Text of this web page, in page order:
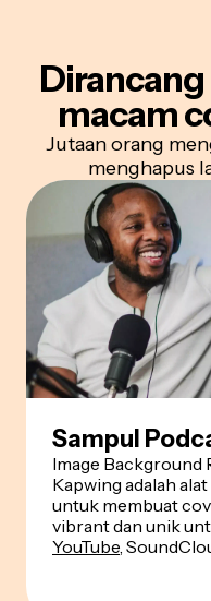
macam
Jutaan orang
menghapus
Sampul
Image Background
Kapwing adalah
untuk membuat
vibrant dan unik
YouTube,